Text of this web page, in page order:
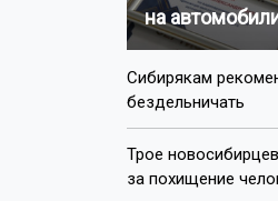
на
Сибирякам
бездельничать
Трое
за похищение